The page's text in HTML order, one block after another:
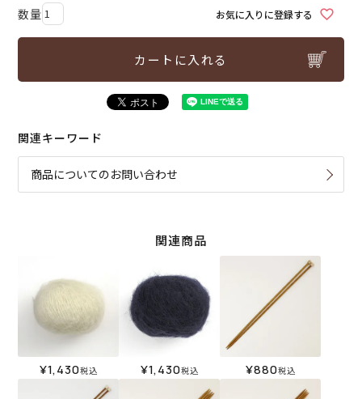
お気に入りに登録する
カートに入れる
関連キーワード
商品についてのお問い合わせ
関連商品
¥1,430税込 ¥1,430税込 ¥880税込